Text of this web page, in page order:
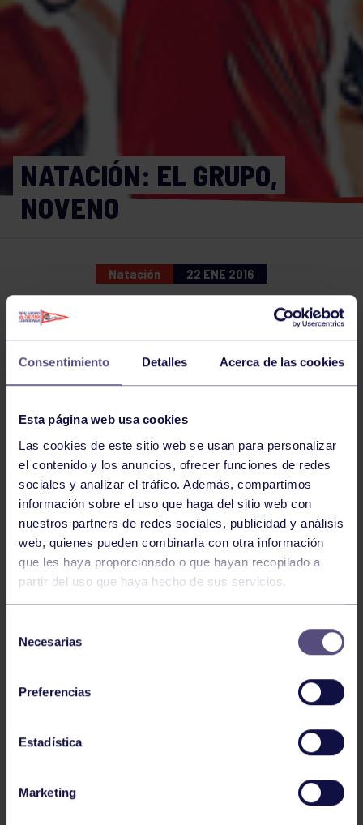
Consentimiento Detalles Acerca de las cookies
Esta página web usa cookies
Las cookies de este sitio web se usan para personalizar
el contenido y los anuncios, ofrecer funciones de redes
sociales y analizar el tráfico. Además, compartimos
información sobre el uso que haga del sitio web con
nuestros partners de redes sociales, publicidad y análisis
web, quienes pueden combinarla con otra información
que les haya proporcionado o que hayan recopilado a
partir del uso que haya hecho de sus servicios.
Necesarias
Preferencias
Estadística
Marketing
NATACIÓN: EL GRUPO,
NOVENO
Natación 22 ENE 2016
NOTICIAS RELACIONADAS
Natación 27 Jul 2026
CAMPEONATO DE ESPAÑA DE
NATACIÓN ADAPTADA
CAMPEONATO DE ESPAÑA JÚNIOR DE